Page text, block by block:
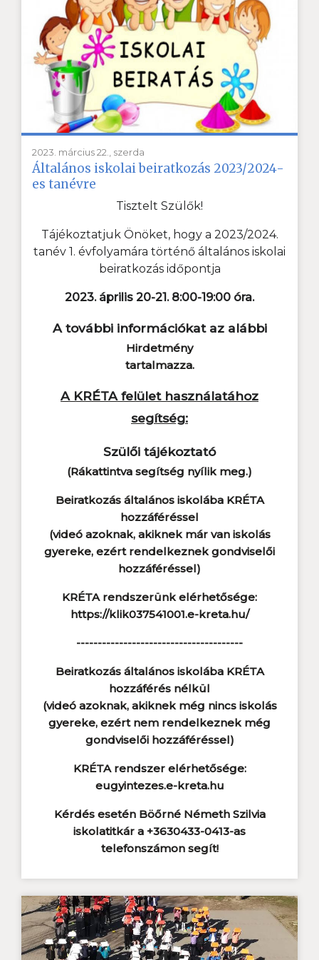
2023. március 22., szerda
Általános iskolai beiratkozás 2023/2024-
es tanévre
Tisztelt Szülők!
Tájékoztatjuk Önöket, hogy a 2023/2024.
tanév 1. évfolyamára történő általános iskolai
beiratkozás időpontja
2023. április 20-21. 8:00-19:00 óra.
A további információkat az alábbi
Hirdetmény
tartalmazza.
A KRÉTA felület használatához
segítség:
Szülői tájékoztató
(Rákattintva segítség nyílik meg.)
Beiratkozás általános iskolába KRÉTA
hozzáféréssel
(videó azoknak, akiknek már van iskolás
gyereke, ezért rendelkeznek gondviselői
hozzáféréssel)
KRÉTA rendszerünk elérhetősége:
https://klik037541001.e-kreta.hu/
---------------------------------------
Beiratkozás általános iskolába KRÉTA
hozzáférés nélkül
(videó azoknak, akiknek még nincs iskolás
gyereke, ezért nem rendelkeznek még
gondviselői hozzáféréssel)
KRÉTA rendszer elérhetősége:
eugyintezes.e-kreta.hu
Kérdés esetén Böőrné Németh Szilvia
iskolatitkár a +3630433-0413-as
telefonszámon segít!